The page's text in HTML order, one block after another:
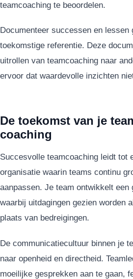
teamcoaching te beoordelen.
Documenteer successen en lessen
toekomstige referentie. Deze
uitrollen van teamcoaching naar
ervoor dat waardevolle inzichten
De toekomst van je
coaching
Succesvolle teamcoaching leidt tot
organisatie waarin teams continu
aanpassen. Je team ontwikkelt een
waarbij uitdagingen gezien worden
plaats van bedreigingen.
De communicatiecultuur binnen je
naar openheid en directheid.
moeilijke gesprekken aan te gaan,